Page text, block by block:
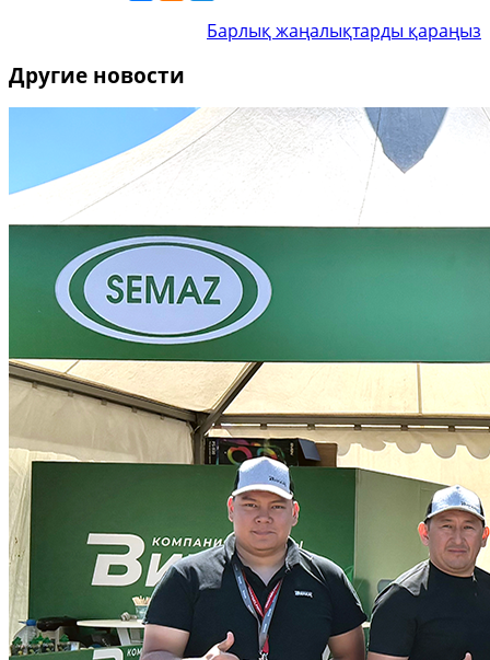
Барлық жаңалықтарды қараңыз
Другие новости